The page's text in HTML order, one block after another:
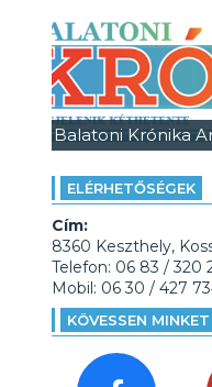
Balatoni Krónika
ELÉRHETŐSÉGEK
Cím:
8360 Keszthely,
Telefon: 06 83 / 320
Mobil: 06 30 / 427
KÖVESSEN MINKET